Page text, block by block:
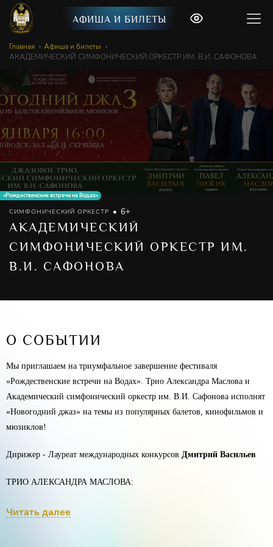
АФИША И БИЛЕТЫ
Главная
Афиша и билеты
АКАДЕМИЧЕСКИЙ СИМФОНИЧЕСКИЙ ОРКЕСТР ИМ. В.И. САФОНОВА
«Рождественские встречи на Водах»
СИМФОНИЧЕСКИЙ ОРКЕСТР 6+
АКАДЕМИЧЕСКИЙ
СИМФОНИЧЕСКИЙ ОРКЕСТР ИМ.
В.И. САФОНОВА
О СОБЫТИИ
Мы приглашаем на триумфальное завершение фестиваля
«Рождественские встречи на Водах». Трио Александра Маслова и
Академический симфонический оркестр им. В.И. Сафонова исполнят
«Новогодний джаз» на темы из популярных балетов, кинофильмов и
мюзиклов!
Дирижер - Лауреат международных конкурсов Дмитрий Васильев
ТРИО АЛЕКСАНДРА МАСЛОВА:
Лауреат международных конкурсов
Читать далее